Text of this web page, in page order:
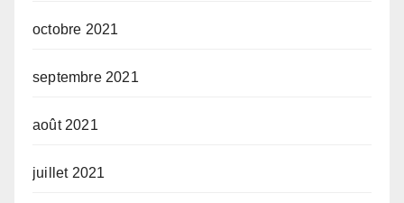
octobre 2021
septembre 2021
août 2021
juillet 2021